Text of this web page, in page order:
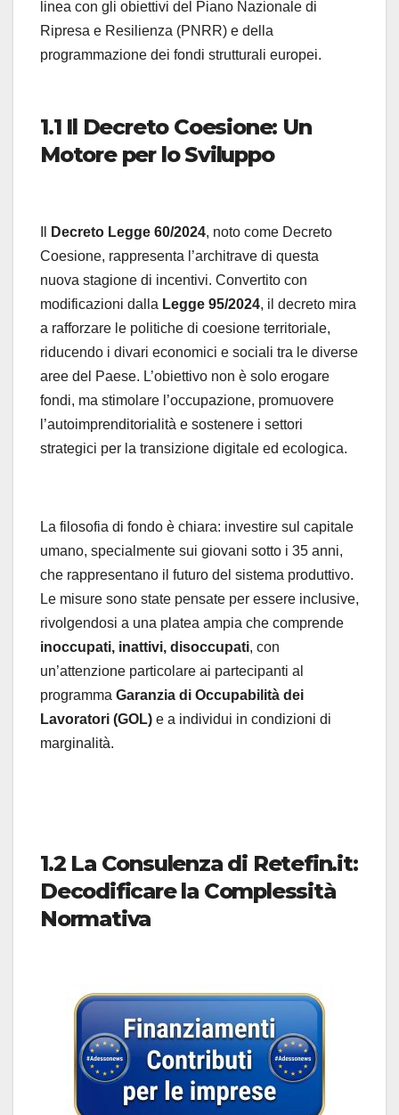
linea con gli obiettivi del Piano Nazionale di
Ripresa e Resilienza (PNRR) e della
programmazione dei fondi strutturali europei.
1.1 Il Decreto Coesione: Un
Motore per lo Sviluppo
Decreto Legge 60/2024, noto come Decreto
Coesione, rappresenta l’architrave di questa
nuova stagione di incentivi. Convertito con
modificazioni dalla Legge 95/2024, il decreto mira
a rafforzare le politiche di coesione territoriale,
riducendo i divari economici e sociali tra le diverse
aree del Paese. L’obiettivo non è solo erogare
fondi, ma stimolare l’occupazione, promuovere
l’autoimprenditorialità e sostenere i settori
strategici per la transizione digitale ed ecologica.
La filosofia di fondo è chiara: investire sul capitale
umano, specialmente sui giovani sotto i 35 anni,
che rappresentano il futuro del sistema produttivo.
Le misure sono state pensate per essere inclusive,
rivolgendosi a una platea ampia che comprende
inoccupati, inattivi, disoccupati, con
un’attenzione particolare ai partecipanti al
programma Garanzia di Occupabilità dei
Lavoratori (GOL) e a individui in condizioni di
marginalità.
1.2 La Consulenza di Retefin.it:
Decodificare la Complessità
Normativa